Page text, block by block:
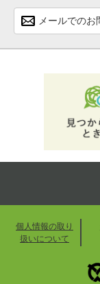
メールでのお
個人情報の取り
扱いについて